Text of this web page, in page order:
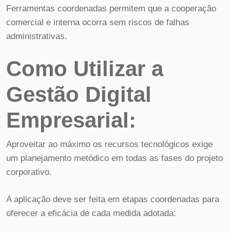
Ferramentas coordenadas permitem que a cooperação
comercial e interna ocorra sem riscos de falhas
administrativas.
Como Utilizar a
Gestão Digital
Empresarial:
Aproveitar ao máximo os recursos tecnológicos exige
um planejamento metódico em todas as fases do projeto
corporativo.
A aplicação deve ser feita em etapas coordenadas para
oferecer a eficácia de cada medida adotada: